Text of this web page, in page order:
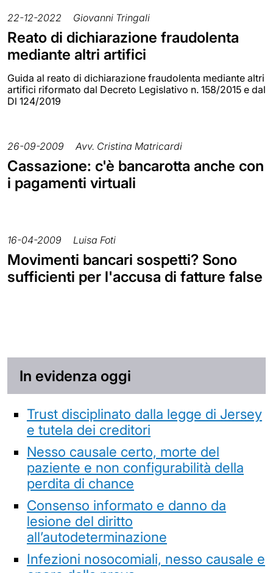
22-12-2022 Giovanni Tringali
Reato di dichiarazione fraudolenta
mediante altri artifici
Guida al reato di dichiarazione fraudolenta mediante altri
artifici riformato dal Decreto Legislativo n. 158/2015 e dal
Dl 124/2019
26-09-2009 Avv. Cristina Matricardi
Cassazione: c'è bancarotta anche con
i pagamenti virtuali
16-04-2009 Luisa Foti
Movimenti bancari sospetti? Sono
sufficienti per l'accusa di fatture false
In evidenza oggi
Trust disciplinato dalla legge di Jersey
e tutela dei creditori
Nesso causale certo, morte del
paziente e non configurabilità della
perdita di chance
Consenso informato e danno da
lesione del diritto
all’autodeterminazione
Infezioni nosocomiali, nesso causale e